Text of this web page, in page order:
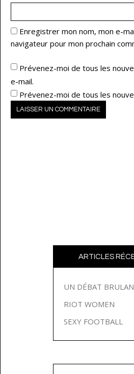
Enregistrer mon nom, mon e-
navigateur pour mon prochain
Prévenez-moi de tous les
e-mail.
Prévenez-moi de tous les
ARTICLES
UN DÉBAT
RIOT WOMEN
SEXY FOOTBALL